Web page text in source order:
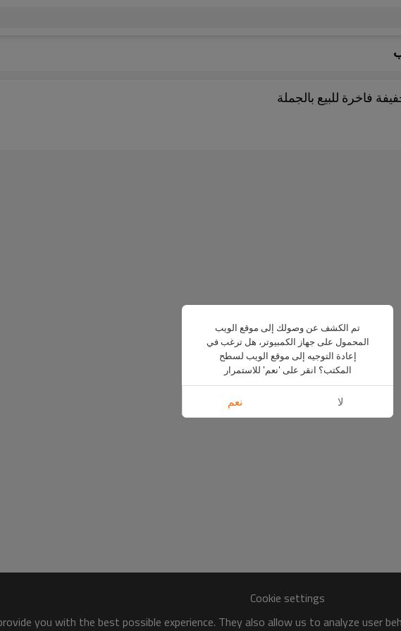
فاخرة للبيع بالجملة
Cookie settings
you with the best possible experience. They also allow us to analyze user
تم الكشف عن وصولك إلى موقع الويب
المحمول على جهاز الكمبيوتر، هل ترغب في
إعادة التوجيه إلى موقع الويب لسطح
المكتب؟ انقر على 'نعم' للاستمرار
لا نعم